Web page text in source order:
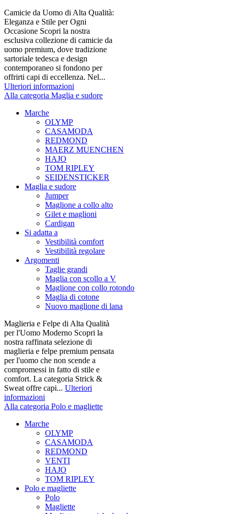
Camicie da Uomo di Alta Qualità:
Eleganza e Stile per Ogni
Occasione Scopri la nostra
esclusiva collezione di camicie da
uomo premium, dove tradizione
sartoriale tedesca e design
contemporaneo si fondono per
offrirti capi di eccellenza. Nel...
Ulteriori informazioni
Alla categoria Maglia e sudore
Marche
OLYMP
CASAMODA
REDMOND
MAERZ MUENCHEN
HAJO
TOM RIPLEY
SEIDENSTICKER
Maglia e sudore
Jumper
Maglione a collo alto
Gilet e maglioni
Cardigan
Si adatta a
Vestibilità comfort
Vestibilità regolare
Argomenti
Taglie grandi
Maglia con scollo a V
Maglione con collo rotondo
Maglia di cotone
Nuovo maglione di lana
Maglieria e Felpe di Alta Qualità
per l'Uomo Moderno Scopri la
nostra raffinata selezione di
maglieria e felpe premium pensata
per l'uomo che non scende a
compromessi in fatto di stile e
comfort. La categoria Strick &
Sweat offre capi... Ulteriori
informazioni
Alla categoria Polo e magliette
Marche
OLYMP
CASAMODA
REDMOND
VENTI
HAJO
TOM RIPLEY
Polo e magliette
Polo
Magliette